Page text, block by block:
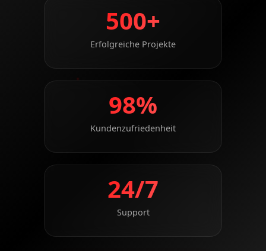
500+
Erfolgreiche Projekte
98%
Kundenzufriedenheit
24/7
Support